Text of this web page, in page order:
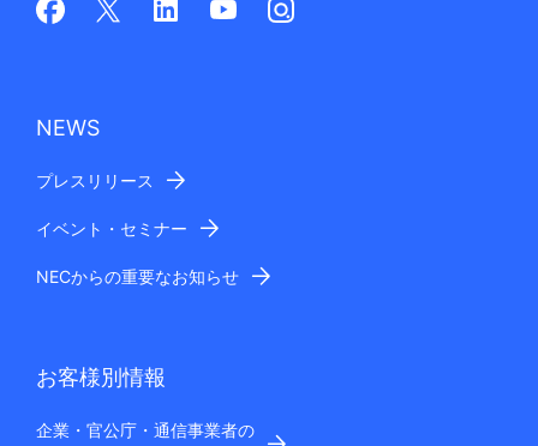
NEWS
プレスリリース
イベント・セミナー
NECからの重要なお知らせ
お客様別情報
企業・官公庁・通信事業者の